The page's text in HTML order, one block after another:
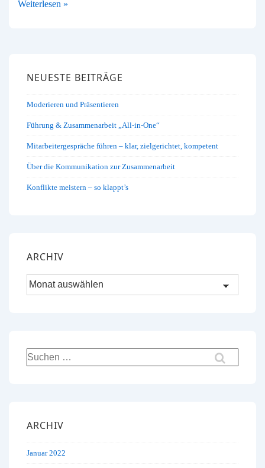
Mit
Weiterlesen »
NEUESTE BEITRÄGE
Moderieren und Präsentieren
Führung & Zusammenarbeit „All-in-One“
Mitarbeitergespräche führen – klar, zielgerichtet, kompetent
Über die Kommunikation zur Zusammenarbeit
Konflikte meistern – so klappt’s
ARCHIV
Archiv
Suchen
nach:
ARCHIV
Januar 2022